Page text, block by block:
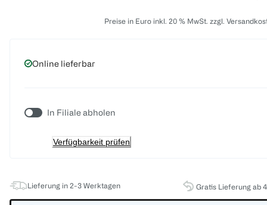
Preise in Euro inkl. 20 % MwSt. zzgl.
Online lieferbar
In Filiale abholen
Verfügbarkeit prüfen
Lieferung in 2-3 Werktagen Gratis Lieferung ab